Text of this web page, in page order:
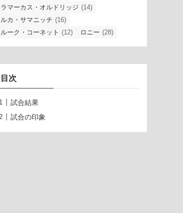
ラマーカス・オルドリッジ (14)
ルカ・サマニッチ (16)
ルーク・コーネット (12) ロニー (28)
目次
試合結果
試合の印象